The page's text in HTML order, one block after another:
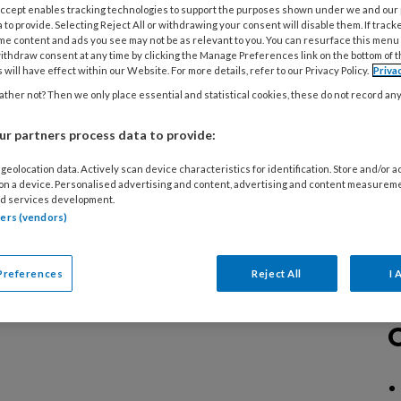
specialistische technieken, over
risicovoeten of samenwerking in de
enables tracking technologies to support the purposes shown under we and
to provide. Selecting Reject All or withdrawing your consent will disable them. If
content and ads you see may not be as relevant to you. You can resurface this
consent at any time by clicking the Manage Preferences link on the bottom of
will have effect within our Website. For more details, refer to our Privacy Policy.
not? Then we only place essential and statistical cookies, these do not record
partners process data to provide:
data. Actively scan device characteristics for identification. Store and/or
a device. Personalised advertising and content, advertising and content
services development.
(vendors)
Reject All I